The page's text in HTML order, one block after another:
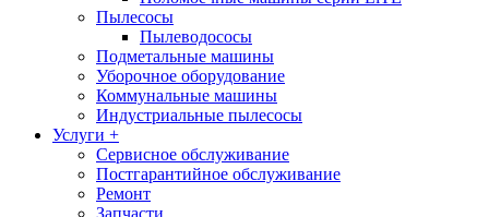
Пылесосы
Пылеводососы
Подметальные машины
Уборочное оборудование
Коммунальные машины
Индустриальные пылесосы
Услуги +
Сервисное обслуживание
Постгарантийное обслуживание
Ремонт
Запчасти